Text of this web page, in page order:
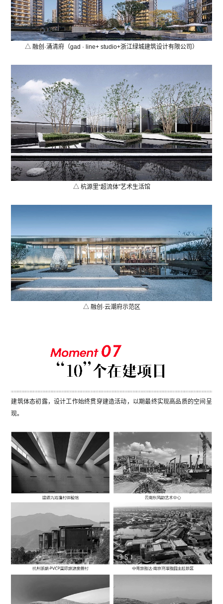
△ 融创·涌清府（gad · line+ studio+浙江绿城建筑设计有限公司）
△ 杭源里“超流体”艺术生活馆
△ 融创·云潮府示范区
建筑体态初露，设计工作始终贯穿建造活动，以期最终实现高品质的空间呈
现。